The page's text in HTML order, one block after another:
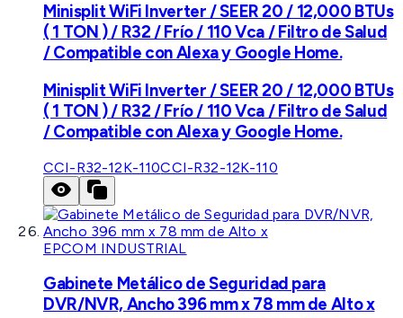
Minisplit WiFi Inverter / SEER 20 / 12,000 BTUs
( 1 TON ) / R32 / Frío / 110 Vca / Filtro de Salud
/ Compatible con Alexa y Google Home.
Minisplit WiFi Inverter / SEER 20 / 12,000 BTUs
( 1 TON ) / R32 / Frío / 110 Vca / Filtro de Salud
/ Compatible con Alexa y Google Home.
CCI-R32-12K-110CCI-R32-12K-110
EPCOM INDUSTRIAL
Gabinete Metálico de Seguridad para
DVR/NVR, Ancho 396 mm x 78 mm de Alto x